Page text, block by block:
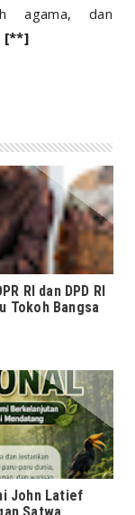
agama, dan
[**]
RI dan DPD RI
Tokoh Bangsa
John Latief